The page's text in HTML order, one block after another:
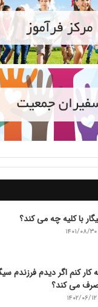
با کلیه چه می کند؟
۱۴۰۱/۰۸/۳۰
کار کنم اگر دیدم فرزندم
می کند؟
۱۴۰۲/۰۶/۱۲